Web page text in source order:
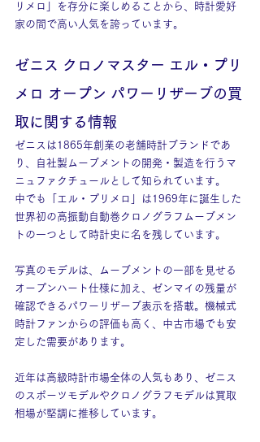
リメロ」を存分に楽しめることから、時計愛好
家の間で高い人気を誇っています。
ゼニス クロノマスター エル・プリ
メロ オープン パワーリザーブの買
取に関する情報
ゼニスは1865年創業の老舗時計ブランドであ
り、自社製ムーブメントの開発・製造を行うマ
ニュファクチュールとして知られています。
中でも「エル・プリメロ」は1969年に誕生した
世界初の高振動自動巻クロノグラフムーブメン
トの一つとして時計史に名を残しています。
写真のモデルは、ムーブメントの一部を見せる
オープンハート仕様に加え、ゼンマイの残量が
確認できるパワーリザーブ表示を搭載。機械式
時計ファンからの評価も高く、中古市場でも安
定した需要があります。
近年は高級時計市場全体の人気もあり、ゼニス
のスポーツモデルやクロノグラフモデルは買取
相場が堅調に推移しています。